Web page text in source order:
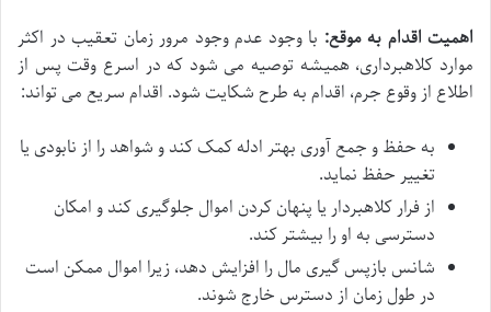
اهمیت اقدام به موقع: با وجود عدم وجود مرور زمان تعقیب در اکثر
موارد کلاهبرداری، همیشه توصیه می شود که در اسرع وقت پس از
اطلاع از وقوع جرم، اقدام به طرح شکایت شود. اقدام سریع می تواند:
به حفظ و جمع آوری بهتر ادله کمک کند و شواهد را از نابودی یا
تغییر حفظ نماید.
از فرار کلاهبردار یا پنهان کردن اموال جلوگیری کند و امکان
دسترسی به او را بیشتر کند.
شانس بازپس گیری مال را افزایش دهد، زیرا اموال ممکن است
در طول زمان از دسترس خارج شوند.